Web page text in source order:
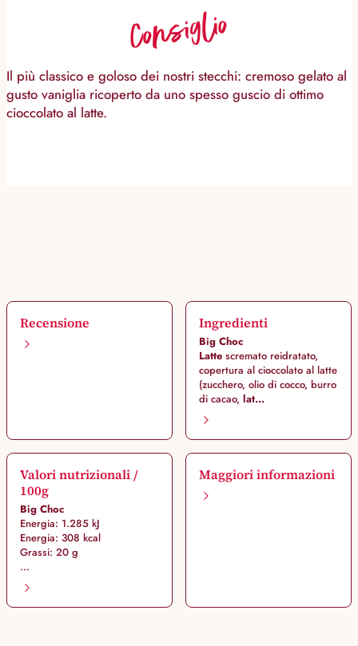
Consiglio
Il più classico e goloso dei nostri stecchi: cremoso gelato al
gusto vaniglia ricoperto da uno spesso guscio di ottimo
cioccolato al latte.
Recensione Ingredienti
Big Choc
Lattescremato reidratato,
copertura al cioccolato al latte
(zucchero, olio di cocco, burro
di cacao, lat...
Valori nutrizionali /
100g
Big Choc
Energia: 1.285 kJ
Energia: 308 kcal
Grassi: 20 g
...
Maggiori informazioni